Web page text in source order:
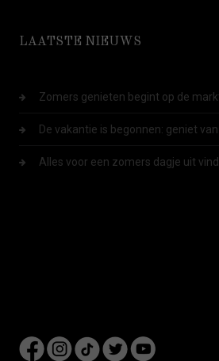
LAATSTE NIEUWS
Zomers genieten begint op de
De vakantie is begonnen: geniet
Alles voor een zomers dagje uit